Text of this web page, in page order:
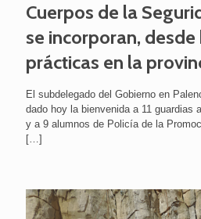
Cuerpos de la
se incorporan, desde
prácticas en la
El subdelegado del Gobierno en
dado hoy la bienvenida a 11 guardias
y a 9 alumnos de Policía de la
[…]